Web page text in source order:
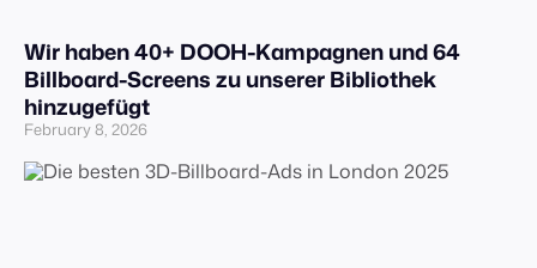
Wir haben 40+ DOOH-Kampagnen und 64
Billboard-Screens zu unserer Bibliothek
hinzugefügt
February 8, 2026